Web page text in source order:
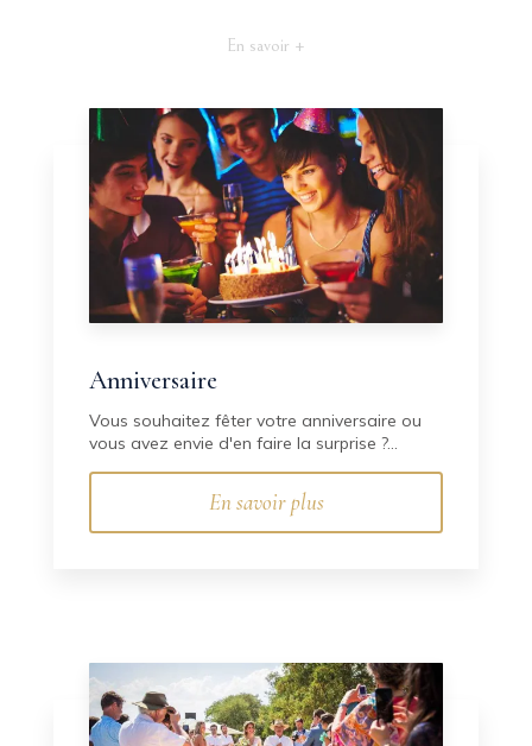
En savoir +
Anniversaire
Vous souhaitez fêter votre anniversaire ou
vous avez envie d'en faire la surprise ?...
En savoir plus